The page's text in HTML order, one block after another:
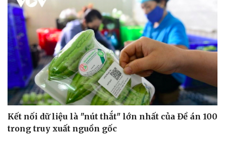
Kết nối dữ liệu là "nút thắt" lớn nhất của Đề án 100
trong truy xuất nguồn gốc